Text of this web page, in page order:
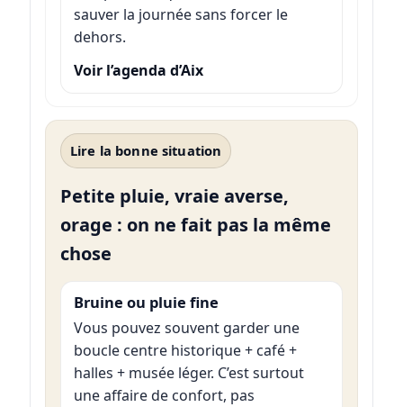
sauver la journée sans forcer le
dehors.
Voir l’agenda d’Aix
Lire la bonne situation
Petite pluie, vraie averse,
orage : on ne fait pas la même
chose
Bruine ou pluie fine
Vous pouvez souvent garder une
boucle centre historique + café +
halles + musée léger. C’est surtout
une affaire de confort, pas